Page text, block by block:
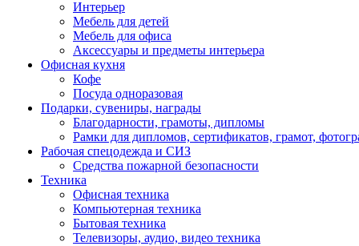
Интерьер
Мебель для детей
Мебель для офиса
Аксессуары и предметы интерьера
Офисная кухня
Кофе
Посуда одноразовая
Подарки, сувениры, награды
Благодарности, грамоты, дипломы
Рамки для дипломов, сертификатов, грамот,
Рабочая спецодежда и СИЗ
Средства пожарной безопасности
Техника
Офисная техника
Компьютерная техника
Бытовая техника
Телевизоры, аудио, видео техника